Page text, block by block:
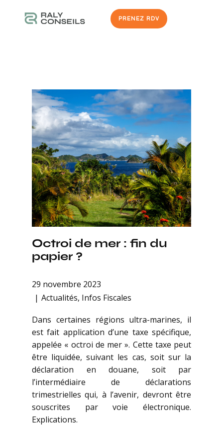
PRENEZ RDV
Octroi de mer : fin du
papier ?
29 novembre 2023
Actualités, Infos Fiscales
Dans certaines régions ultra-marines, il
est fait application d’une taxe spécifique,
appelée « octroi de mer ». Cette taxe peut
être liquidée, suivant les cas, soit sur la
déclaration en douane, soit par
l’intermédiaire de déclarations
trimestrielles qui, à l’avenir, devront être
souscrites par voie électronique.
Explications.